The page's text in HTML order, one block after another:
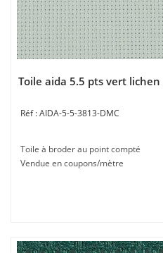
Toile aida 5.5 pts vert lichen
AIDA-5-5-3813-DMC
Toile à broder au point compté
Vendue en coupons/mètre